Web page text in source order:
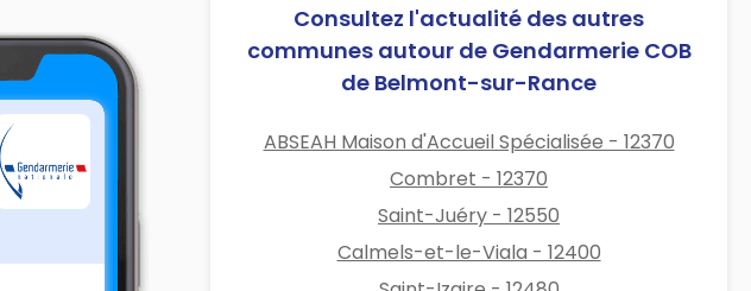
Consultez l'actualité des autres
communes autour de Gendarmerie COB
de Belmont-sur-Rance
ABSEAH Maison d'Accueil Spécialisée - 12370
Combret - 12370
Saint-Juéry - 12550
Calmels-et-le-Viala - 12400